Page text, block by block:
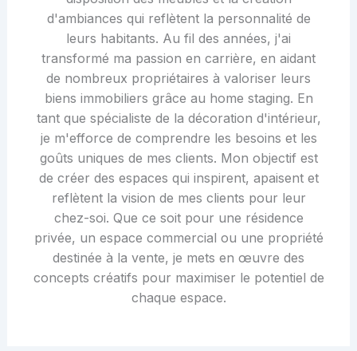
d'ambiances qui reflètent la personnalité de
leurs habitants. Au fil des années, j'ai
transformé ma passion en carrière, en aidant
de nombreux propriétaires à valoriser leurs
biens immobiliers grâce au home staging. En
tant que spécialiste de la décoration d'intérieur,
je m'efforce de comprendre les besoins et les
goûts uniques de mes clients. Mon objectif est
de créer des espaces qui inspirent, apaisent et
reflètent la vision de mes clients pour leur
chez-soi. Que ce soit pour une résidence
privée, un espace commercial ou une propriété
destinée à la vente, je mets en œuvre des
concepts créatifs pour maximiser le potentiel de
chaque espace.